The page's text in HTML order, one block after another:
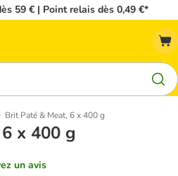
59 € | Point relais dès 0,49 €*
Brit Paté & Meat, 6 x 400 g
x 400 g
un avis